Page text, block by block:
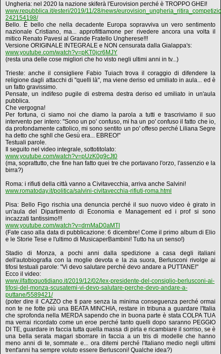
Ungheria: nel 2020 la nazione skiferà l'Eurovision perché è TROPPO GHEI!
www.repubblica.it/esteri/2019/11/28/news/
242154198/
Bello. È bello che nella decadente Europa sopravviva un vero sentimento
nazionale Cristiano, ma... approfittiamone per rivedere ancora una volta il
mitico Renato Pavesi al Grande Fratello Ungherese!!!
Versione ORIGINALE INTEGRALE e NON censurata dalla Gialappa's:
www.youtube.com/watch?v=pKT0jcr6MJY
(resta una delle cose migliori che ho visto negli ultimi anni in tv...)
Trieste: anche il consigliere Fabio Tuiach trova il coraggio di difendere la
religione dagli attacchi di "quelli là", ma viene deriso ed umiliato in aula... ed è
un fatto gravissimo.
Pensate, un indifeso pugile di estrema destra deriso ed umiliato in un'aula
pubblica.
Che vergogna!
Per fortuna, ci siamo noi che diamo la parola a tutti e trascriviamo il suo
intervento per intero: "Sono un po' confuso, mi ha un po' confuso il fatto che io,
da profondamente cattolico, mi sono sentito un po' offeso perché Liliana Segre
ha detto che sghll che Gesù era... EBREO!"
Testuali parole.
Il seguito nel video integrale, sottotitolato:
www.youtube.com/watch?v=pUzK0g9cJt0
(ma, soprattutto, che fine han fatto quei tre che portavano l'orzo, l'assenzio e la
birra?)
Roma: i rifiuti della città vanno a Civitavecchia, arriva anche Salvini!
www.romatoday.it/politica/salvini-civitavecchia-rifiuti-roma.html
Pisa: Bello Figo rischia una denuncia perché il suo nuovo video è girato in
un'aula del Dipartimento di Economia e Management ed i prof si sono
incazzati tantissimo!!!
www.youtube.com/watch?v=drnMaD0aMTI
(Fate caso alla data di pubblicazione: 6 dicembre! Come il primo album di Elio
e le Storie Tese e l'ultimo di MusicaperBambini! Tutto ha un senso!)
Stadio di Monza, a pochi anni dalla spedizione a casa degli italiani
dell'autobiografia con la moglie devota e la zia suora, Berlusconi rivolge ai
tifosi testuali parole: "Vi devo salutare perché devo andare a PUTTANE!"
Ecco il video:
www.ilfattoquotidiano.it/2019/12/02/lex-presidente-del-consiglio-berlusconi-ai-
tifosi-del-monza-scusatemi-vi-devo-salutare-perche-devo-andare-a-
puttane/5589421/
(poter dire il CAZZO che ti pare senza la minima conseguenza perché ormai
non te ne fotte più una BEATA MINCHIA, restare in tribuna a guardare l'Italia
che sprofonda nella MERDA sapendo che in buona parte è stata COLPA TUA
ma verrai ricordato come un eroe perché tanto quelli dopo saranno PEGGIO
DI TE, guardare in faccia tutta quella massa di pirla e ricambiare il sorriso, se è
una bella serata magari sborrare in faccia a un tris di modelle che hanno
meno anni di te, sommate e... ora ditemi perché l'Italiano medio negli ultimi
trent'anni ha sempre voluto essere Berlusconi! Qualche idea?)